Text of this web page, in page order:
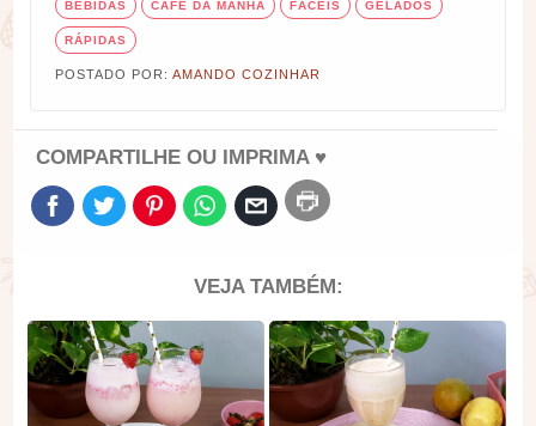
BEBIDAS CAFÉ DA MANHÃ FÁCEIS GELADOS
RÁPIDAS
POSTADO POR:AMANDO COZINHAR
COMPARTILHE OU IMPRIMA ♥
VEJA TAMBÉM: